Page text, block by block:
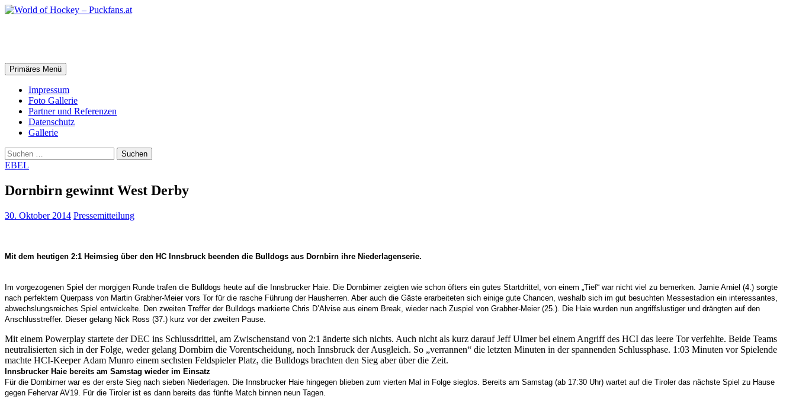
Zum
Suchen
Primäres Menü
Impressum
Foto Gallerie
Partner und Referenzen
Datenschutz
Gallerie
Suchen
nach:
EBEL
Dornbirn gewinnt West Derby
30. Oktober 2014 Pressemitteilung
Mit dem heutigen 2:1 Heimsieg über den HC Innsbruck beenden die Bulldogs aus Dornbirn ihre Niederlagenserie.
Im vorgezogenen Spiel der morgigen Runde trafen die Bulldogs heute auf die Innsbrucker Haie. Die Dornbirner zeigten wie schon öfters ein gutes Startdrittel, von einem „Tief“ war nicht viel zu bemerken. Jamie Arniel (4.) sorgte
nach perfektem Querpass von Martin Grabher-Meier vors Tor für die rasche Führung der Hausherren. Aber auch die Gäste erarbeiteten sich einige gute Chancen, weshalb sich im gut besuchten Messestadion ein interessantes,
abwechslungsreiches Spiel entwickelte. Den zweiten Treffer der Bulldogs markierte Chris D’Alvise aus einem Break, wieder nach Zuspiel von Grabher-Meier (25.). Die Haie wurden nun angriffslustiger und drängten auf den
Anschlusstreffer. Dieser gelang Nick Ross (37.) kurz vor der zweiten Pause.
Mit einem Powerplay startete der DEC ins Schlussdrittel, am Zwischenstand von 2:1 änderte sich nichts. Auch nicht als kurz darauf Jeff Ulmer bei einem Angriff des HCI das leere Tor verfehlte. Beide Teams
neutralisierten sich in der Folge, weder gelang Dornbirn die Vorentscheidung, noch Innsbruck der Ausgleich. So „verrannen“ die letzten Minuten in der spannenden Schlussphase. 1:03 Minuten vor Spielende
machte HCI-Keeper Adam Munro einem sechsten Feldspieler Platz, die Bulldogs brachten den Sieg aber über die Zeit.
Innsbrucker Haie bereits am Samstag wieder im Einsatz
Für die Dornbirner war es der erste Sieg nach sieben Niederlagen. Die Innsbrucker Haie hingegen blieben zum vierten Mal in Folge sieglos. Bereits am Samstag (ab 17:30 Uhr) wartet auf die Tiroler das nächste Spiel zu Hause
gegen Fehervar AV19. Für die Tiroler ist es dann bereits das fünfte Match binnen neun Tagen.